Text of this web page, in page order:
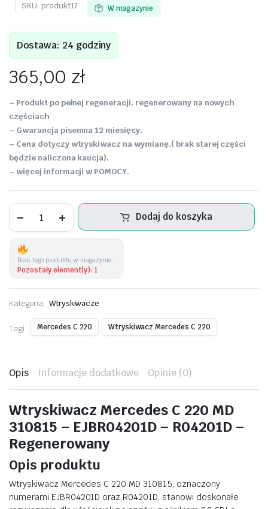
SKU: produkt17 W magazynie
Dostawa: 24 godziny
365,00 zł
– Produkt po pełnej regeneracji. regenerowany na nowych
częściach
– Gwarancja pisemna 12 miesięcy.
– Cena dotyczy wtryskiwacz na wymianę.( brak starej części
będzie naliczona kaucja).
– więcej informacji w POMOCY.
Wtryskiwacz
Mercedes
310815
-
ilość
Dodaj do koszyka
Brak tego produktu w magazynie.
Pozostały element(y): 1
Kategoria: Wtryskiwacze
Tagi: Mercedes C 220 Wtryskiwacz Mercedes C 220
Opis Informacje dodatkowe Opinie (0)
Wtryskiwacz Mercedes C 220 MD
310815 – EJBR04201D – R04201D –
Regenerowany
Opis produktu
Wtryskiwacz Mercedes C 220 MD 310815, oznaczony
numerami EJBR04201D oraz R04201D, stanowi doskonałe